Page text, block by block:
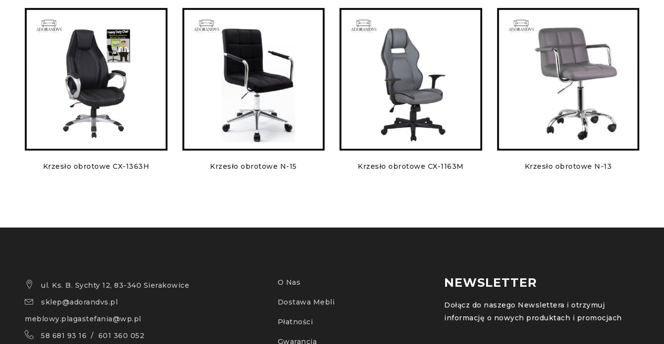
Krzesło obrotowe CX-1363H Krzesło obrotowe N-15 Krzesło obrotowe CX-1163M Krzesło obrotowe N-13
ul. Ks. B. Sychty 12, 83-340 Sierakowice
sklep@adorandvs.pl
meblowy.plagastefania@wp.pl
58 681 93 16 / 601 360 052
O Nas
Dostawa Mebli
Płatności
Gwarancja
NEWSLETTER
Dołącz do naszego Newslettera i otrzymuj
informację o nowych produktach i promocjach